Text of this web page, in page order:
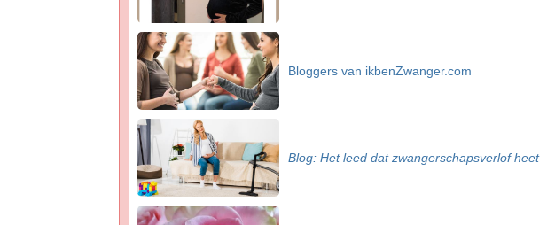
Bloggers van ikbenZwanger.com
Blog: Het leed dat zwangerschapsverlof heet